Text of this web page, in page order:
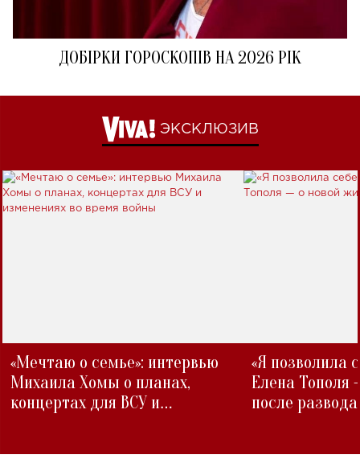
ДОБІРКИ ГОРОСКОПІВ НА 2026 РІК
ЭКСКЛЮЗИВ
«Мечтаю о семье»: интервью
Михаила Хомы о планах,
концертах для ВСУ и
«Я позволила
Елена Тополя
после развода